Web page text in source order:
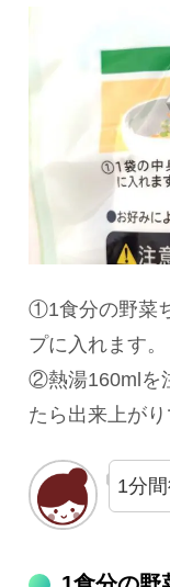
①1食分の野菜
プに入れます。
②熱湯160mlを
たら出来上がり
1分